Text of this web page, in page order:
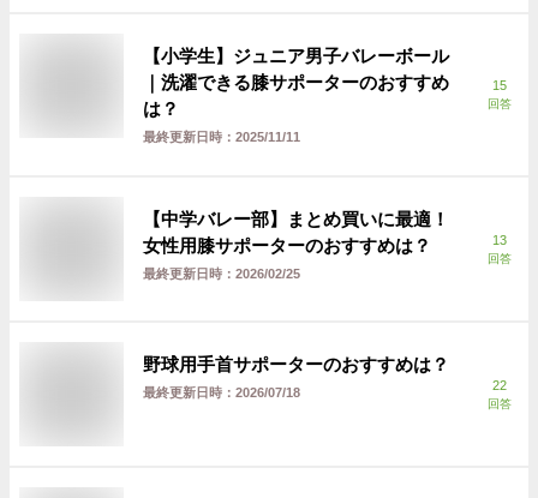
【小学生】ジュニア男子バレーボール
｜洗濯できる膝サポーターのおすすめ
は？
最終更新日時： 2025/11/11
15
回答
【中学バレー部】まとめ買いに最適！
女性用膝サポーターのおすすめは？
最終更新日時： 2026/02/25
13
回答
野球用手首サポーターのおすすめは？
最終更新日時： 2026/07/18 22
回答